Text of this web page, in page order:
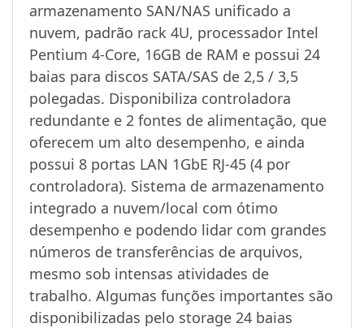
armazenamento SAN/NAS unificado a
nuvem, padrão rack 4U, processador Intel
Pentium 4-Core, 16GB de RAM e possui 24
baias para discos SATA/SAS de 2,5 / 3,5
polegadas. Disponibiliza controladora
redundante e 2 fontes de alimentação, que
oferecem um alto desempenho, e ainda
possui 8 portas LAN 1GbE RJ-45 (4 por
controladora). Sistema de armazenamento
integrado a nuvem/local com ótimo
desempenho e podendo lidar com grandes
números de transferências de arquivos,
mesmo sob intensas atividades de
trabalho. Algumas funções importantes são
disponibilizadas pelo storage 24 baias